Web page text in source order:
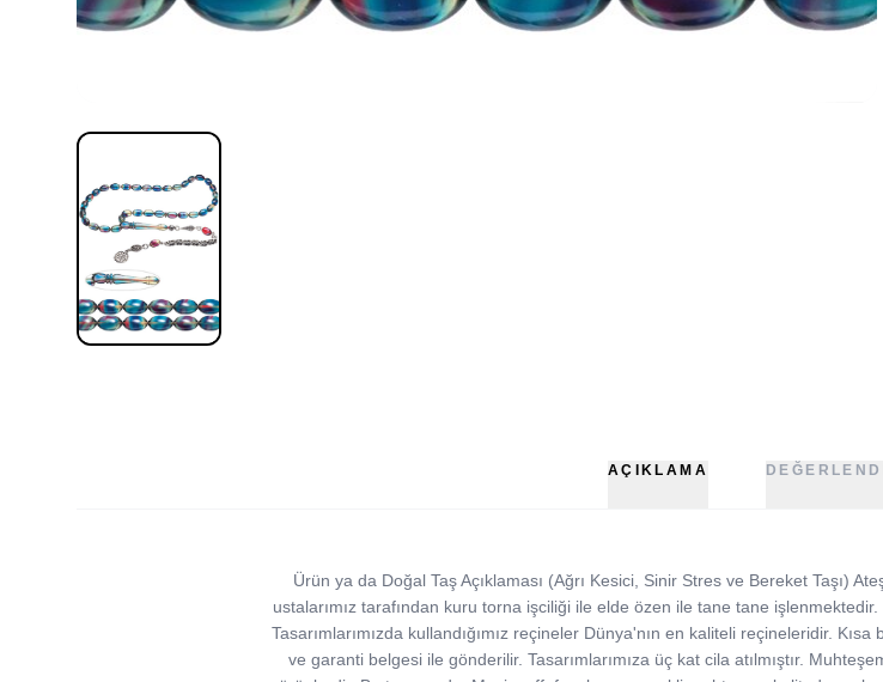
AÇIKLAMA
Ürün ya da Doğal Taş Açıklaması (Ağrı Kesici, Sinir Stres ve Bereket Taşı)
ustalarımız tarafından kuru torna işciliği ile elde özen ile tane tane
Tasarımlarımızda kullandığımız reçineler Dünya'nın en kaliteli reçineleridir.
ve garanti belgesi ile gönderilir. Tasarımlarımıza üç kat cila atılmıştır.